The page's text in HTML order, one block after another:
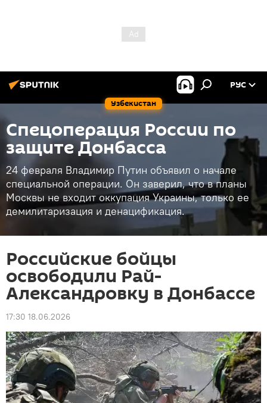
Узбекистан
РУС
Спецоперация России по
защите Донбасса
24 февраля Владимир Путин объявил о начале
специальной операции. Он заверил, что в планы
Москвы не входит оккупация Украины, только ее
демилитаризация и денацификация.
Российские бойцы
освободили Рай-
Александровку в Донбассе
17:30 18.06.2026